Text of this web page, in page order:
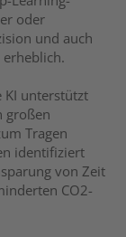
oder
und auch
KI unterstützt
großen
Tragen
identifiziert
von Zeit
CO2-